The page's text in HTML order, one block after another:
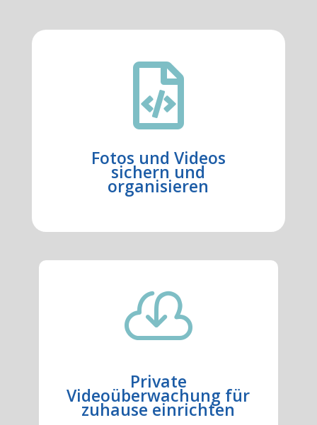

Fotos und Videos
sichern und
organisieren

Private
Videoüberwachung für
zuhause einrichten